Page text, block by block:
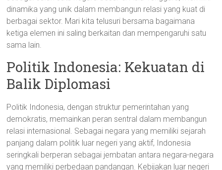
dinamika yang unik dalam membangun relasi yang kuat di
berbagai sektor. Mari kita telusuri bersama bagaimana
ketiga elemen ini saling berkaitan dan mempengaruhi satu
sama lain.
Politik Indonesia: Kekuatan di
Balik Diplomasi
Politik Indonesia, dengan struktur pemerintahan yang
demokratis, memainkan peran sentral dalam membangun
relasi internasional. Sebagai negara yang memiliki sejarah
panjang dalam politik luar negeri yang aktif, Indonesia
seringkali berperan sebagai jembatan antara negara-negara
yang memiliki perbedaan pandangan. Kebijakan luar negeri